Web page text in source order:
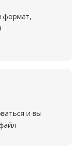
формат,
и вы